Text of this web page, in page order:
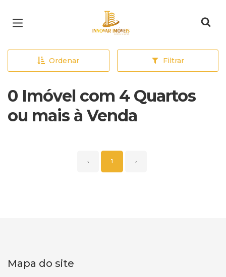
Página inicial
Ordenar Filtrar
0 Imóvel com 4 Quartos
ou mais à Venda
‹ 1 ›
Mapa do site